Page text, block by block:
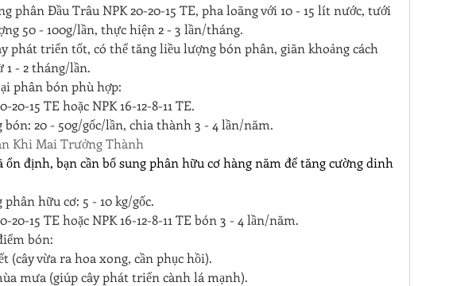
phân Đầu Trâu NPK 20-20-15 TE, pha loãng với 10 - 15 lít nước, tưới
50 - 100g/lần, thực hiện 2 - 3 lần/tháng.
phát triển tốt, có thể tăng liều lượng bón phân, giãn khoảng cách
1 - 2 tháng/lần.
phân bón phù hợp:
20-15 TE hoặc NPK 16-12-8-11 TE.
bón: 20 - 50g/gốc/lần, chia thành 3 - 4 lần/năm.
Khi Mai Trưởng Thành
ổn định, bạn cần bổ sung phân hữu cơ hàng năm để tăng cường dinh
phân hữu cơ: 5 - 10 kg/gốc.
20-15 TE hoặc NPK 16-12-8-11 TE bón 3 - 4 lần/năm.
bón:
(cây vừa ra hoa xong, cần phục hồi).
mưa (giúp cây phát triển cành lá mạnh).